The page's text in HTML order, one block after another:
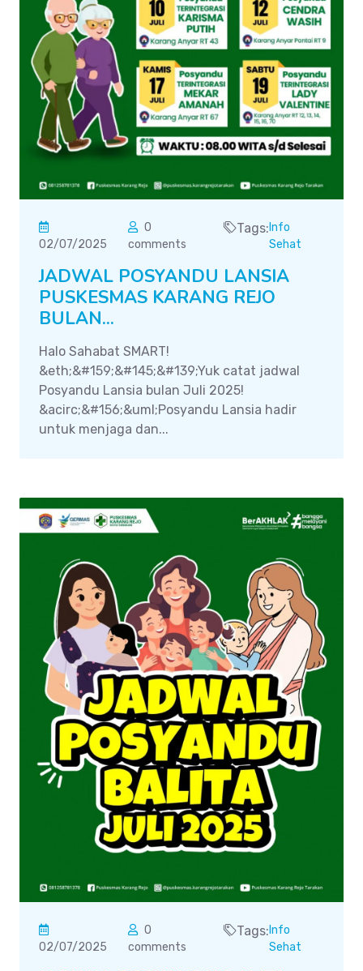
02/07/2025
0
comments
Tags:Info
Sehat
JADWAL POSYANDU LANSIA
PUSKESMAS KARANG REJO
BULAN...
Halo Sahabat SMART!
&eth;&#159;&#145;&#139;Yuk catat jadwal
Posyandu Lansia bulan Juli 2025!
&acirc;&#156;&uml;Posyandu Lansia hadir
untuk menjaga dan...
02/07/2025
0
comments
Tags:Info
Sehat